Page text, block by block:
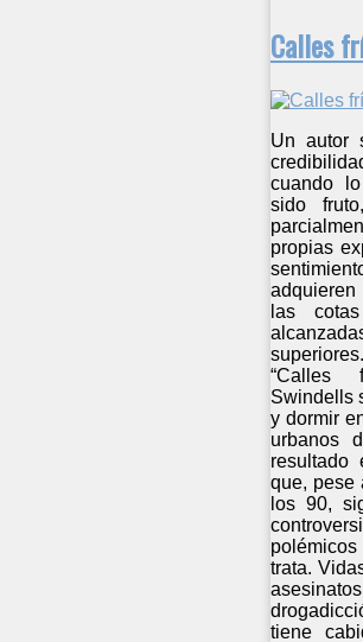
Calles
Un autor
cuando
sido
propias
las
“Calles
Swindells
y dormir
urbanos
resultado
que, pese
los 90,
trata.
tiene